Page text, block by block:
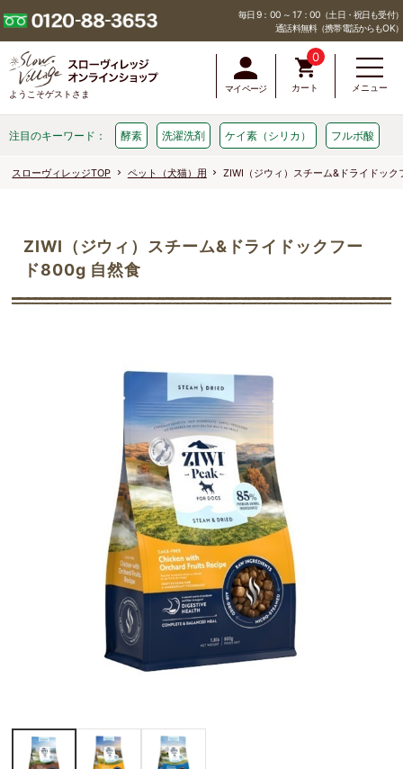
毎日 9：00 ～ 17：00（土日・祝日も受付）
通話料無料（携帯電話からもOK）
ようこそゲストさま
0
カート
マイページ メニュー
注目のキーワード： 酵素 洗濯洗剤 ケイ素（シリカ） フルボ酸
スローヴィレッジTOP ペット（犬猫）用 ZIWI（ジウィ）スチーム&ドライドッ
ZIWI（ジウィ）スチーム&ドライドックフー
ド800g 自然食